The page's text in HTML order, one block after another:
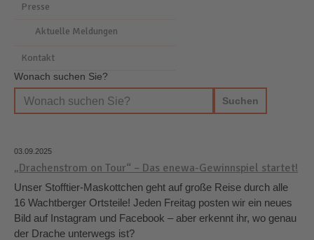
Presse
Aktuelle Meldungen
Kontakt
Wonach suchen Sie?
03.09.2025
„Drachenstrom on Tour“ – Das enewa-Gewinnspiel startet!
Unser Stofftier-Maskottchen geht auf große Reise durch alle
16 Wachtberger Ortsteile! Jeden Freitag posten wir ein neues
Bild auf Instagram und Facebook – aber erkennt ihr, wo genau
der Drache unterwegs ist?